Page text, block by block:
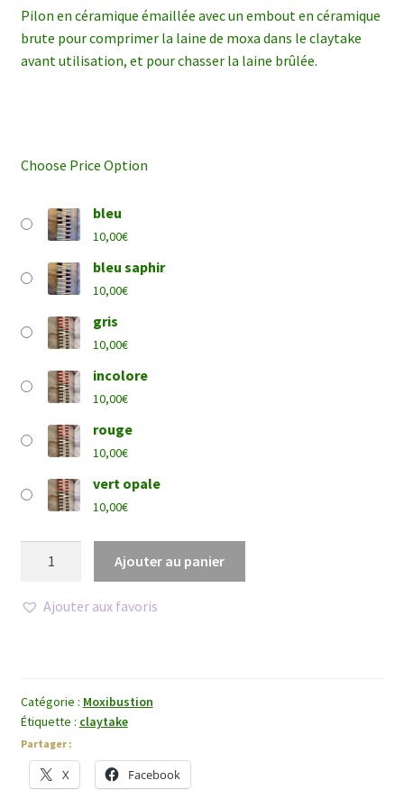
Pilon en céramique émaillée avec un embout en céramique
brute pour comprimer la laine de moxa dans le claytake
avant utilisation, et pour chasser la laine brûlée.
Choose Price Option
bleu
10,00€
bleu saphir
10,00€
gris
10,00€
incolore
10,00€
rouge
10,00€
vert opale
10,00€
Ajouter au panier
Ajouter aux favoris
Catégorie : Moxibustion
Étiquette : claytake
Partager :
X Facebook